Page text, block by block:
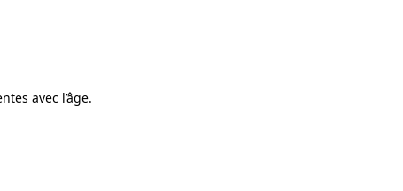
avec l’âge.